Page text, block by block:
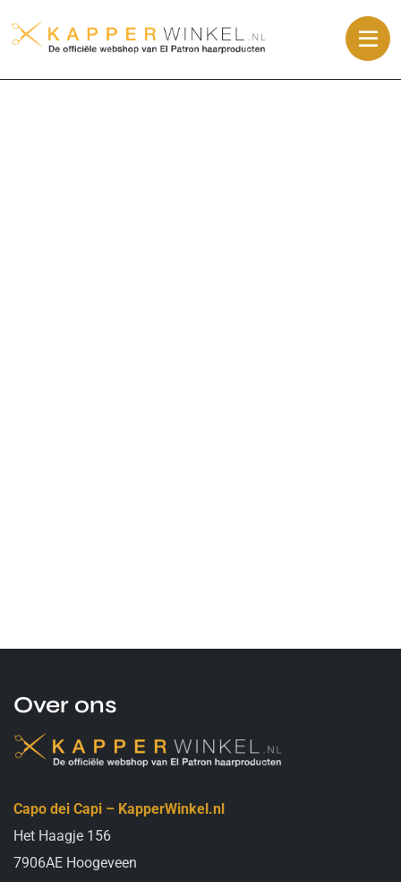
Over ons
Capo dei Capi – KapperWinkel.nl
Het Haagje 156
7906AE Hoogeveen